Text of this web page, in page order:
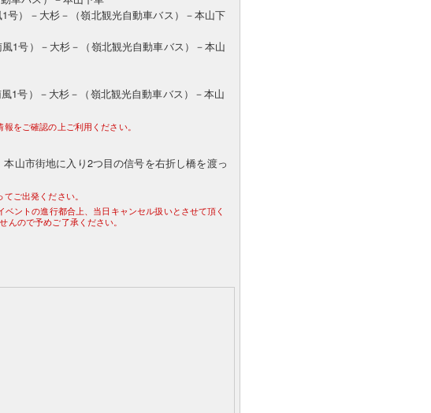
号）－大杉－（嶺北観光自動車バス）－本山下
1号）－大杉－（嶺北観光自動車バス）－本山
1号）－大杉－（嶺北観光自動車バス）－本山
をご確認の上ご利用ください。
山市街地に入り2つ目の信号を右折し橋を渡っ
ご出発ください。
ントの進行都合上、当日キャンセル扱いとさせて頂く
ので予めご了承ください。